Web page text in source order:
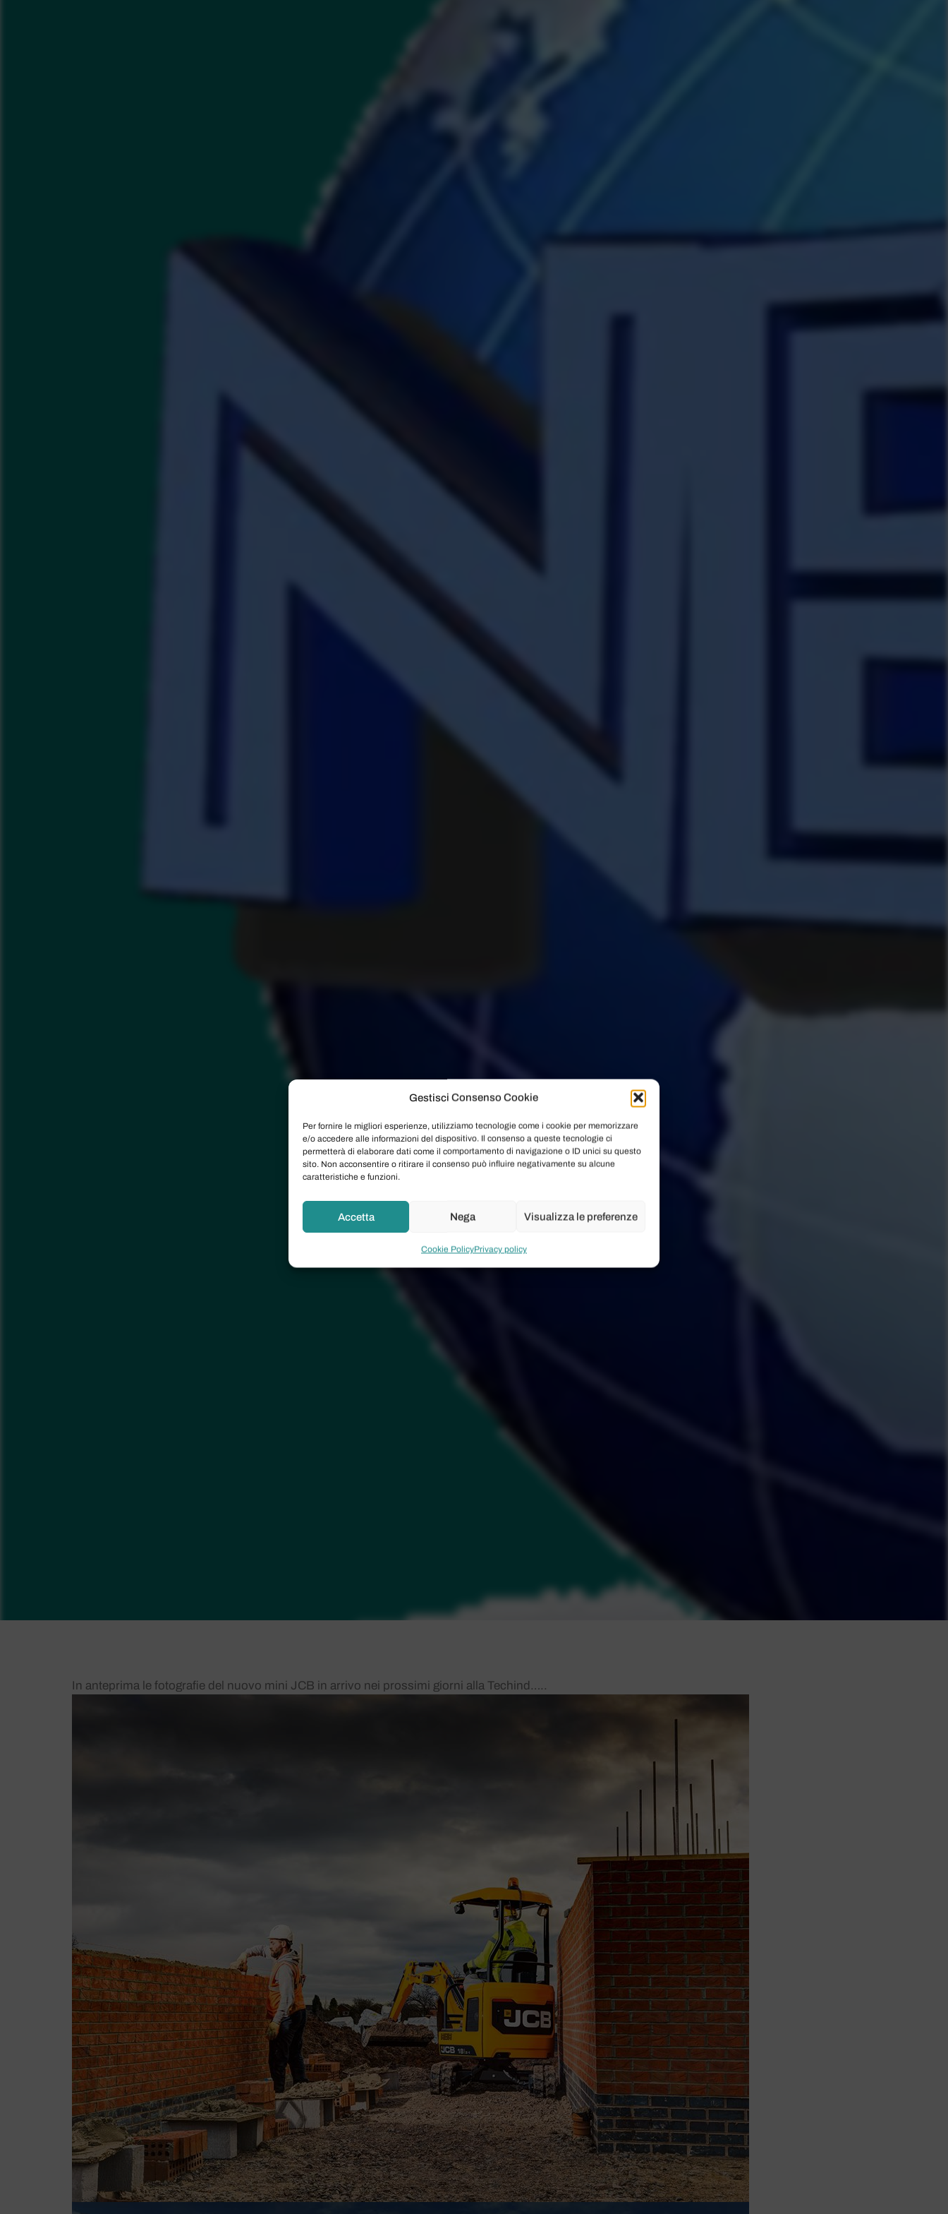
Gestisci Consenso Cookie
Per fornire le migliori esperienze, utilizziamo tecnologie come i cookie per memorizzare
e/o accedere alle informazioni del dispositivo. Il consenso a queste tecnologie ci
permetterà di elaborare dati come il comportamento di navigazione o ID unici su questo
sito. Non acconsentire o ritirare il consenso può influire negativamente su alcune
caratteristiche e funzioni.
Accetta Nega Visualizza le preferenze
Cookie PolicyPrivacy policy
In anteprima le fotografie del nuovo mini JCB in arrivo nei prossimi giorni alla Techind…..